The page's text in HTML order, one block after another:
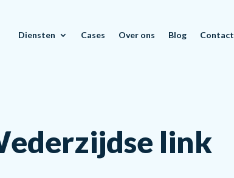
Diensten Cases Over ons Blog Contact
link